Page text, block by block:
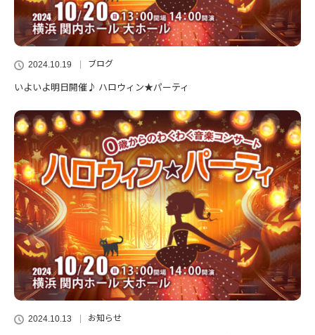
2024.10.19 ブログ
いよいよ明日開催♪ ハロウィン★パーティ
2024.10.13 お知らせ